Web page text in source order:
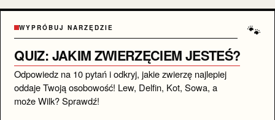
🐾
WYPRÓBUJ NARZĘDZIE
QUIZ: JAKIM ZWIERZĘCIEM JESTEŚ?
Odpowiedz na 10 pytań i odkryj, jakie zwierzę najlepiej
oddaje Twoją osobowość! Lew, Delfin, Kot, Sowa, a
może Wilk? Sprawdź!